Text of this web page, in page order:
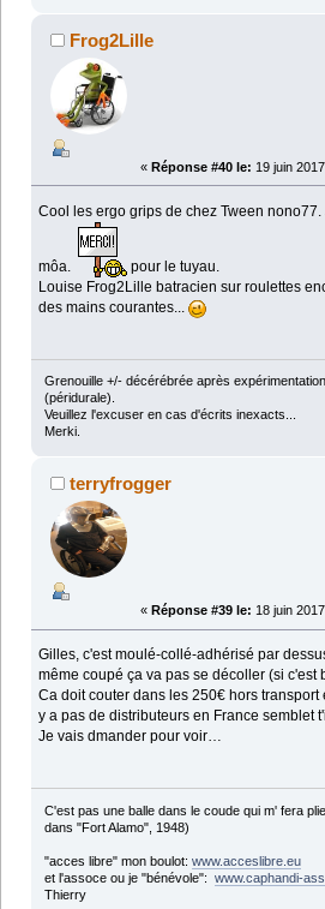
Frog2Lille
« Réponse #40 le: 19 juin
Cool les ergo grips de chez Tween
môa.
pour le tuyau.
Louise Frog2Lille batracien sur roulettes
des mains courantes...
Grenouille +/- décérébrée après
(péridurale).
Veuillez l'excuser en cas d'écrits inexacts...
Merki.
terryfrogger
« Réponse #39 le: 18 juin
Gilles, c'est moulé-collé-adhérisé par
même coupé ça va pas se décoller (si c'est
Ca doit couter dans les 250€ hors transport
y a pas de distributeurs en France semblet
Je vais dmander pour voir…
C'est pas une balle dans le coude qui m' fera
dans "Fort Alamo", 1948)
"acces libre" mon boulot: www.acceslibre.eu
et l'assoce ou je "bénévole": www.caphandi-
Thierry